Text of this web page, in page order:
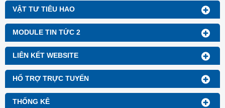
VẬT TƯ TIÊU HAO
MODULE TIN TỨC 2
LIÊN KẾT WEBSITE
HỔ TRỢ TRỰC TUYẾN
THỐNG KÊ
thể đánh giá màu sắc và sự
sai biệt màu giữa các mẫu
làm chuẩn, mẫu thí nghiệm
trong in ấn, may mặc,….
Đèn có một màu sắc ánh
sáng là 5000K tương ứng
với ánh sáng trắng ấm.
màu sắc khác nhau để sử
dụng. có độ sáng cao, tuổi
thọ dài và tiết kiệm năng
lượng, so với các loại đèn
huỳnh quang truyền thống.